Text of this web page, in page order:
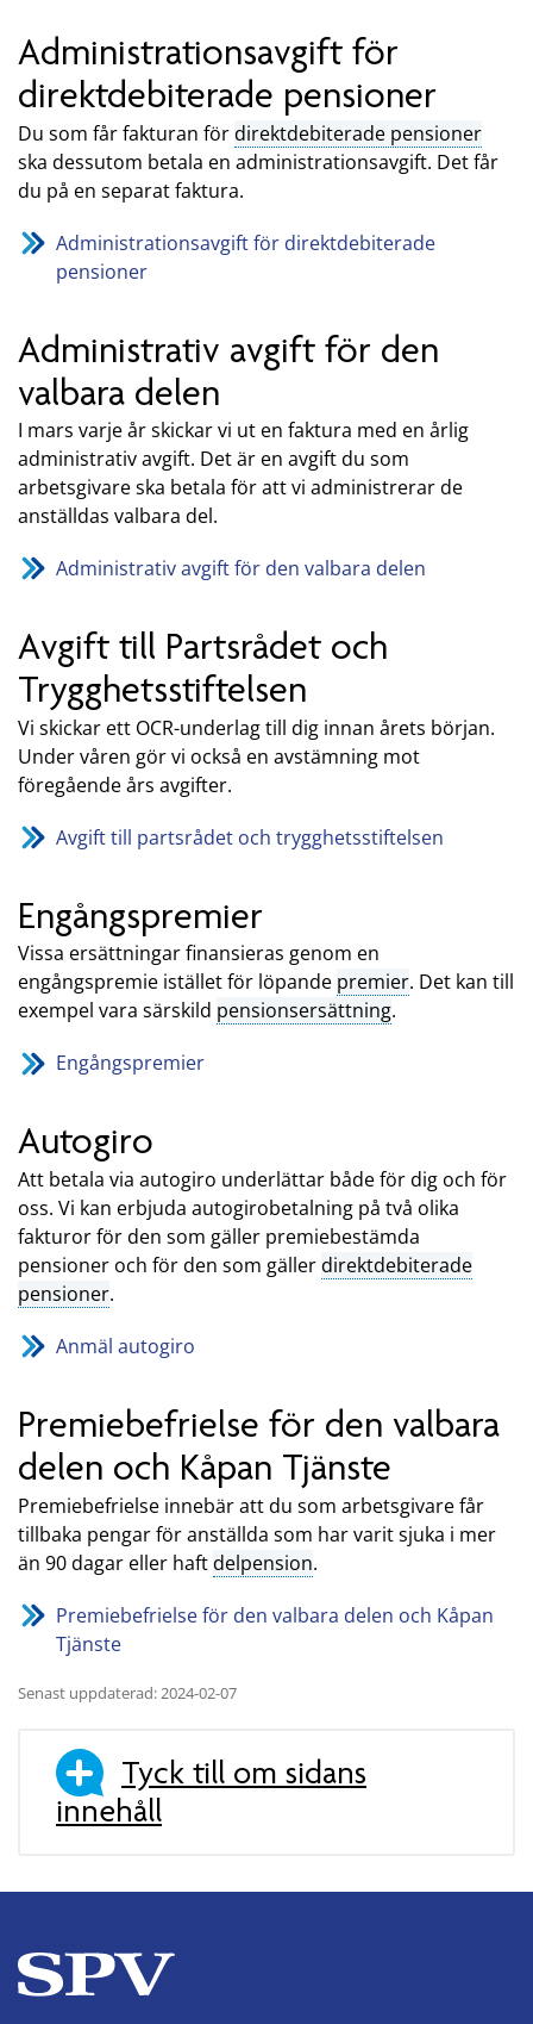
Administrationsavgift för
direktdebiterade pensioner
Du som får fakturan fördirektdebiterade pensioner
ska dessutom betala en administrationsavgift. Det får
du på en separat faktura.
Administrationsavgift för direktdebiterade
pensioner
Administrativ avgift för den
valbara delen
I mars varje år skickar vi ut en faktura med en årlig
administrativ avgift. Det är en avgift du som
arbetsgivare ska betala för att vi administrerar de
anställdas valbara del.
Administrativ avgift för den valbara delen
Avgift till Partsrådet och
Trygghetsstiftelsen
Vi skickar ett OCR-underlag till dig innan årets början.
Under våren gör vi också en avstämning mot
föregående års avgifter.
Avgift till partsrådet och trygghetsstiftelsen
Engångspremier
Vissa ersättningar finansieras genom en
engångspremie istället för löpande premier. Det kan till
exempel vara särskild pensionsersättning.
Engångspremier
Autogiro
Att betala via autogiro underlättar både för dig och för
oss. Vi kan erbjuda autogirobetalning på två olika
fakturor för den som gäller premiebestämda
pensioner och för den som gällerdirektdebiterade
pensioner.
Anmäl autogiro
Premiebefrielse för den valbara
delen och Kåpan Tjänste
Premiebefrielse innebär att du som arbetsgivare får
tillbaka pengar för anställda som har varit sjuka i mer
än 90 dagar eller haftdelpension.
Premiebefrielse för den valbara delen och Kåpan
Tjänste
Senast uppdaterad: 2024-02-07
Tyck till om sidans
innehåll